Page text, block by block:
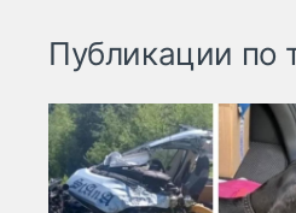
Публикации по